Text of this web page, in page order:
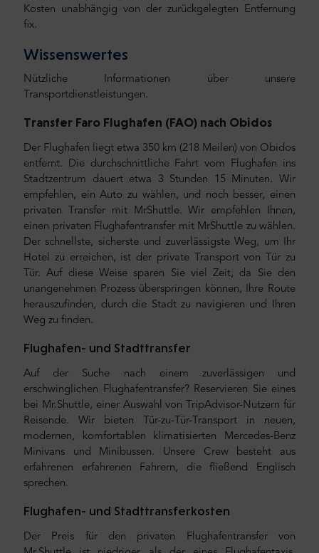
Kosten unabhängig von der zurückgelegten Entfernung
fix.
Wissenswertes
Nützliche Informationen über unsere
Transportdienstleistungen.
Transfer Faro Flughafen (FAO) nach Obidos
Der Flughafen liegt etwa 350 km (218 Meilen) von Obidos
entfernt. Die durchschnittliche Fahrt vom Flughafen ins
Stadtzentrum dauert etwa 3 Stunden 15 Minuten. Wir
empfehlen, ein Auto zu wählen, und noch besser, einen
privaten Transfer mit MrShuttle. Wir empfehlen Ihnen,
einen privaten Flughafentransfer mit MrShuttle zu wählen.
Der schnellste, sicherste und zuverlässigste Weg, um Ihr
Hotel zu erreichen, ist der private Transport von Tür zu
Tür. Auf diese Weise sparen Sie viel Zeit, da Sie den
unangenehmen Prozess überspringen können, Ihre Route
herauszufinden, durch die Stadt zu navigieren und Ihren
Weg zu finden.
Flughafen- und Stadttransfer
Auf der Suche nach einem zuverlässigen und
erschwinglichen Flughafentransfer? Reservieren Sie eines
bei Mr.Shuttle, einer Auswahl von TripAdvisor-Nutzern für
Reisende. Wir bieten Tür-zu-Tür-Transport in neuen,
modernen, komfortablen klimatisierten Mercedes-Benz
Minivans und Minibussen. Unsere Crew besteht aus
erfahrenen erfahrenen Fahrern, die fließend Englisch
sprechen.
Flughafen- und Stadttransferkosten
Der Preis für den privaten Flughafentransfer von